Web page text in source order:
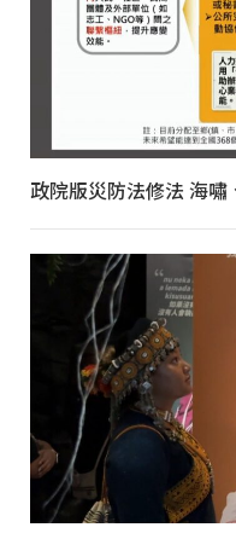
政院版災防法修法 海